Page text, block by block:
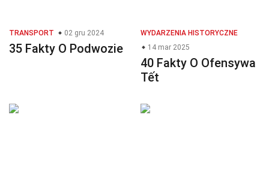
TRANSPORT 02 gru 2024
35 Fakty O Podwozie
WYDARZENIA HISTORYCZNE
14 mar 2025
40 Fakty O Ofensywa
Tết